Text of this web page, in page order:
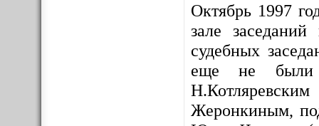
Октябрь 1997
зале
судебных
еще не были
Жеронкиным,